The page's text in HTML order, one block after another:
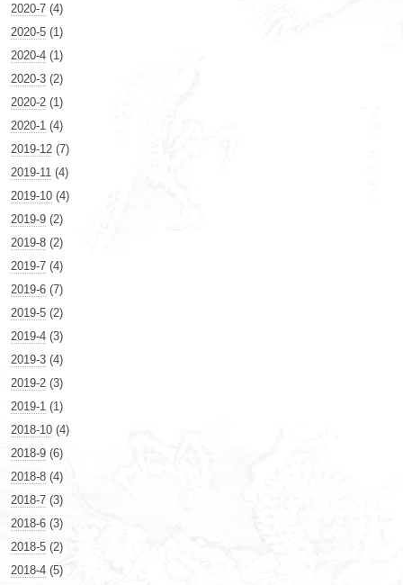
2020-7 (4)
2020-5 (1)
2020-4 (1)
2020-3 (2)
2020-2 (1)
2020-1 (4)
2019-12 (7)
2019-11 (4)
2019-10 (4)
2019-9 (2)
2019-8 (2)
2019-7 (4)
2019-6 (7)
2019-5 (2)
2019-4 (3)
2019-3 (4)
2019-2 (3)
2019-1 (1)
2018-10 (4)
2018-9 (6)
2018-8 (4)
2018-7 (3)
2018-6 (3)
2018-5 (2)
2018-4 (5)